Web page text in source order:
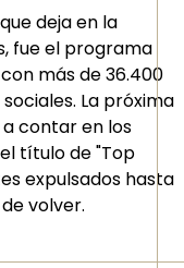
deja en la
fue el programa
más de 36.400
La próxima
contar en los
título de "Top
expulsados hasta
volver.